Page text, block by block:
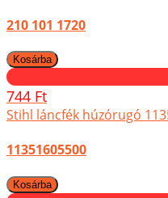
210 101 1720
744 Ft
Stihl láncfék húzórugó
11351605500